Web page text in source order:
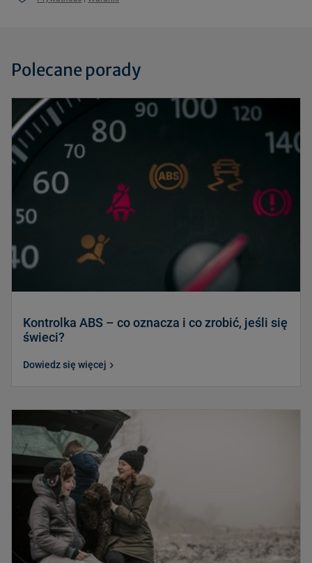
Polecane porady
Kontrolka ABS – co oznacza i co zrobić, jeśli się
świeci?
Dowiedz się więcej